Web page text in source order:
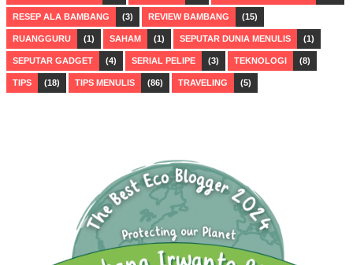
RESEP ALA BAMBANG (3) REVIEW BAMBANG (15)
RUANGGURU (1) SAHAM (1) SEPUTAR DUNIA MENULIS (1)
SEPUTAR GADGET (4) SERIAL PELIPE (3) TEKNOLOGI (8)
TIPS (18) TIPS MENULIS (86) TRAVELING (5)